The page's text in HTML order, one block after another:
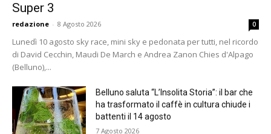
Super 3
redazione - 8 Agosto 2026 0
Lunedì 10 agosto sky race, mini sky e pedonata per tutti, nel ricordo
di David Cecchin, Maudi De March e Andrea Zanon Chies d'Alpago
(Belluno),...
Belluno saluta “L’Insolita Storia”: il bar che
ha trasformato il caffè in cultura chiude i
battenti il 14 agosto
7 Agosto 2026